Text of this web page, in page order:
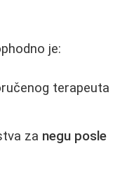
je:
terapeuta
za negu posle